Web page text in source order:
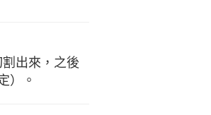
出來，之後
）。